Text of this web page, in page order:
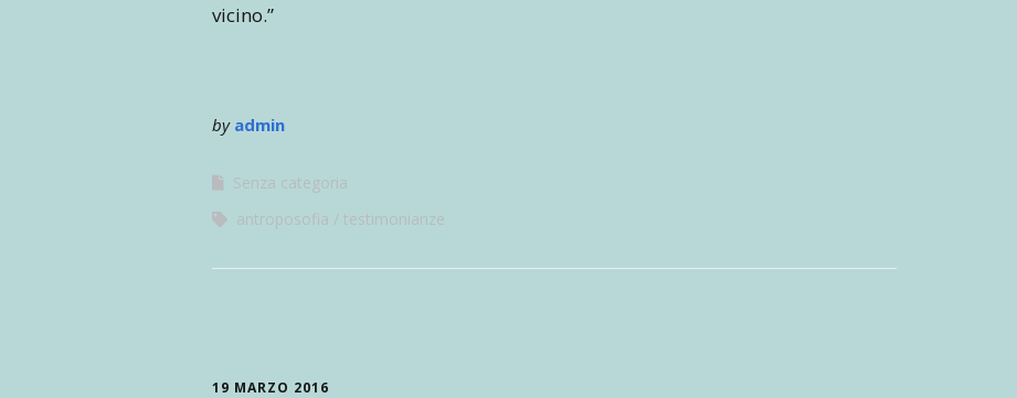
vicino.”
by admin
Senza categoria
antroposofia
testimonianze
19 MARZO 2016